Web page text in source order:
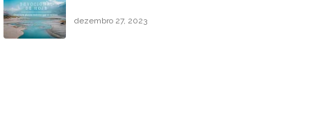
dezembro 27, 2023